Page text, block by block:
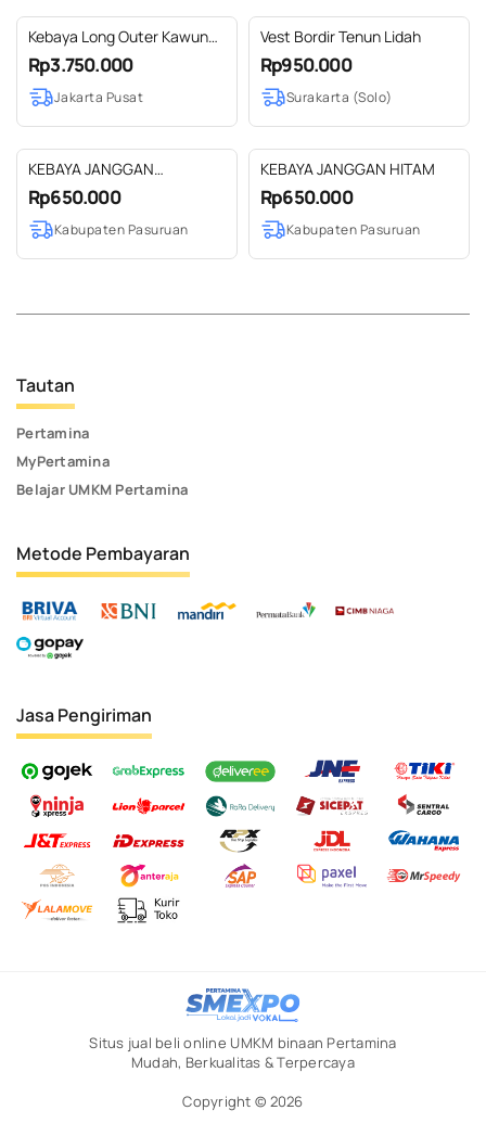
Kebaya Long Outer Kawung
Jasmine Yellow
Rp3.750.000
Jakarta Pusat
Vest Bordir Tenun Lidah
Rp950.000
Surakarta (Solo)
KEBAYA JANGGAN
BIRUDONGKER
Rp650.000
Kabupaten Pasuruan
KEBAYA JANGGAN HITAM
Rp650.000
Kabupaten Pasuruan
Tautan
Pertamina
MyPertamina
Belajar UMKM Pertamina
Metode Pembayaran
Jasa Pengiriman
Situs jual beli online UMKM binaan Pertamina
Mudah, Berkualitas & Terpercaya
Copyright © 2026